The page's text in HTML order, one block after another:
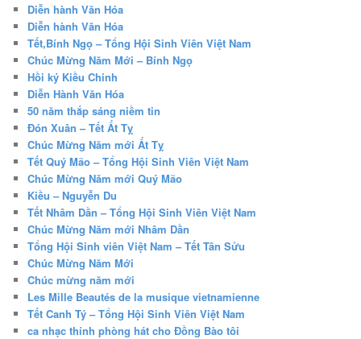
Diễn hành Văn Hóa
Diễn hành Văn Hóa
Tết,Bính Ngọ – Tổng Hội Sinh Viên Việt Nam
Chúc Mừng Năm Mới – Bính Ngọ
Hồi ký Kiều Chinh
Diễn Hành Văn Hóa
50 năm thắp sáng niềm tin
Đón Xuân – Tết Ất Tỵ
Chúc Mừng Năm mới Ất Tỵ
Tết Quý Mão – Tổng Hội Sinh Viên Việt Nam
Chúc Mừng Năm mới Quý Mão
Kiều – Nguyễn Du
Tết Nhâm Dần – Tổng Hội Sinh Viên Việt Nam
Chúc Mừng Năm mới Nhâm Dần
Tổng Hội Sinh viên Việt Nam – Tết Tân Sửu
Chúc Mừng Năm Mới
Chúc mừng năm mới
Les Mille Beautés de la musique vietnamienne
Tết Canh Tý – Tổng Hội Sinh Viên Việt Nam
ca nhạc thính phòng hát cho Đồng Bào tôi